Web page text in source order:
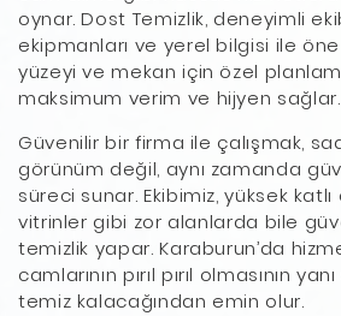
oynar. Dost Temizlik, deneyimli
ekipmanları ve yerel bilgisi ile öne
yüzeyi ve mekan için özel
maksimum verim ve hijyen sağlar.
Güvenilir bir firma ile çalışmak,
görünüm değil, aynı zamanda
süreci sunar. Ekibimiz, yüksek
vitrinler gibi zor alanlarda bile
temizlik yapar. Karaburun’da
camlarının pırıl pırıl olmasının
temiz kalacağından emin olur.